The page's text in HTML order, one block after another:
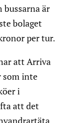
bussarna är
bolaget
per tur.
att Arriva
som inte
i
att det